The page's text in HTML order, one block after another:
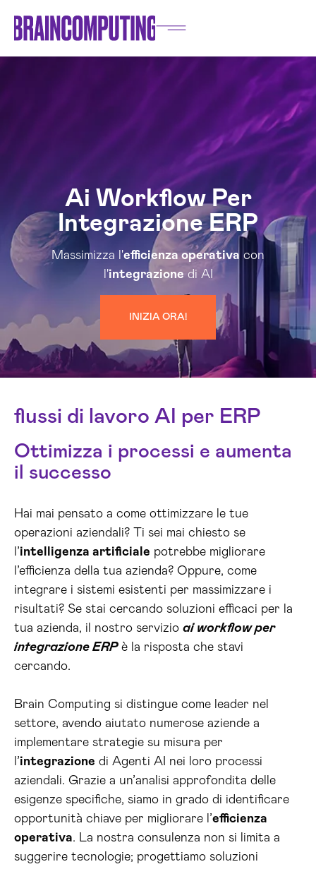
Ai Workflow Per
Integrazione ERP
Massimizza l'efficienza operativa con
l'integrazione di AI
INIZIA ORA!
flussi di lavoro AI per ERP
Ottimizza i processi e aumenta
il successo
Hai mai pensato a come ottimizzare le tue
operazioni aziendali? Ti sei mai chiesto se
l’intelligenza artificiale potrebbe migliorare
l’efficienza della tua azienda? Oppure, come
integrare i sistemi esistenti per massimizzare i
risultati? Se stai cercando soluzioni efficaci per la
tua azienda, il nostro servizio ai workflow per
integrazione ERPè la risposta che stavi
cercando.
Brain Computing si distingue come leader nel
settore, avendo aiutato numerose aziende a
implementare strategie su misura per
l’integrazione di Agenti AI nei loro processi
aziendali. Grazie a un’analisi approfondita delle
esigenze specifiche, siamo in grado di identificare
opportunità chiave per migliorare l’efficienza
operativa. La nostra consulenza non si limita a
suggerire tecnologie; progettiamo soluzioni